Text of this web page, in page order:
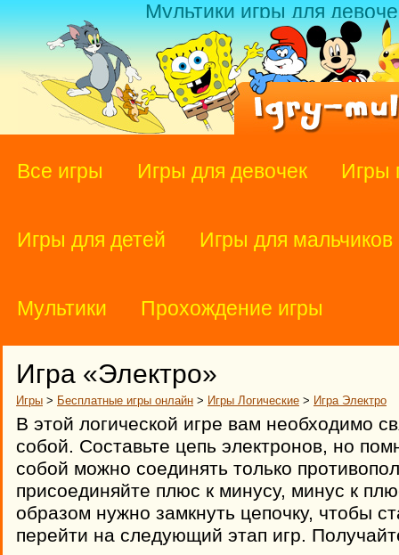
Мультики игры для
Все игры Игры для девочек Игры
Игры для детей Игры для мальчиков
Мультики Прохождение игры
Игра «Электро»
Игры > Бесплатные игры онлайн > Игры Логические > Игра Электро
В этой логической игре вам необходимо
собой. Составьте цепь электронов, но
собой можно соединять только
присоединяйте плюс к минусу, минус к
образом нужно замкнуть цепочку, чтобы
перейти на следующий этап игр.